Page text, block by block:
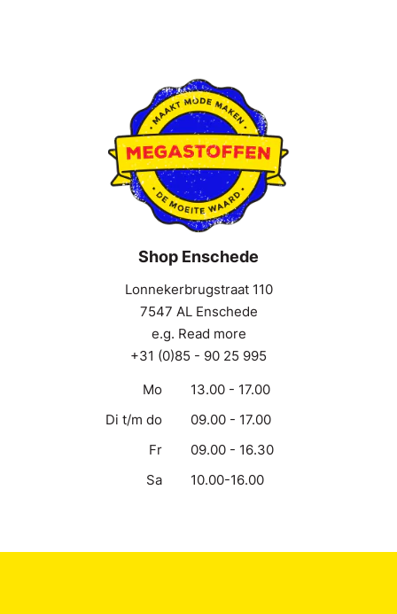
Shop Enschede
Lonnekerbrugstraat 110
7547 AL Enschede
e.g. Read more
+31 (0)85 - 90 25 995
Mo
13.00 - 17.00
Di t/m do
09.00 - 17.00
Fr
09.00 - 16.30
Sa
10.00-16.00